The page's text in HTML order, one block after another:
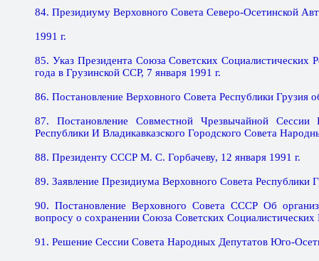
84. Президиуму Верховного Совета Северо-Осетинской
1991 г.
85. Указ Президента Союза Советских Социалистических
года в Грузинской ССР, 7 января 1991 г.
86. Постановление Верховного Совета Республики Грузия
87. Постановление Совместной Чрезвычайной Сессии
Республики И Владикавказского Городского Совета
88. Президенту СССР М. С. Горбачеву, 12 января 1991 г.
89. Заявление Президиума Верховного Совета Республики
90. Постановление Верховного Совета СССР Об
вопросу о сохранении Союза Советских Социалистических
91. Решение Сессии Совета Народных Депутатов Юго-